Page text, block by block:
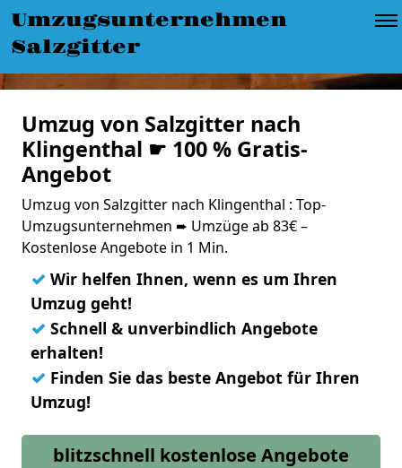
Umzugsunternehmen
Salzgitter
Umzug von Salzgitter nach
Klingenthal ☛ 100 % Gratis-
Angebot
Umzug von Salzgitter nach Klingenthal : Top-
Umzugsunternehmen ➨ Umzüge ab 83€ –
Kostenlose Angebote in 1 Min.
✓ Wir helfen Ihnen, wenn es um Ihren
Umzug geht!
✓ Schnell & unverbindlich Angebote
erhalten!
✓ Finden Sie das beste Angebot für Ihren
Umzug!
blitzschnell kostenlose Angebote